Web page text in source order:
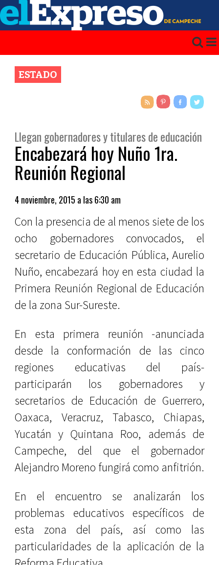
ESTADO
Llegan gobernadores y titulares de educación
Encabezará hoy Nuño 1ra.
Reunión Regional
4 noviembre, 2015 a las 6:30 am
Con la presencia de al menos siete de los
ocho gobernadores convocados, el
secretario de Educación Pública, Aurelio
Nuño, encabezará hoy en esta ciudad la
Primera Reunión Regional de Educación
de la zona Sur-Sureste.
En esta primera reunión -anunciada
desde la conformación de las cinco
regiones educativas del país-
participarán los gobernadores y
secretarios de Educación de Guerrero,
Oaxaca, Veracruz, Tabasco, Chiapas,
Yucatán y Quintana Roo, además de
Campeche, del que el gobernador
Alejandro Moreno fungirá como anfitrión.
En el encuentro se analizarán los
problemas educativos específicos de
esta zona del país, así como las
particularidades de la aplicación de la